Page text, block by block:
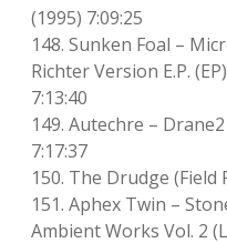
(1995) 7:09:25
148. Sunken Foal –
Richter Version E.P.
7:13:40
149. Autechre –
7:17:37
150. The Drudge (Field
151. Aphex Twin –
Ambient Works Vol. 2